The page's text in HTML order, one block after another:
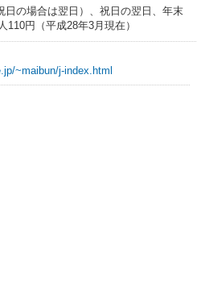
の場合は翌日）、祝日の翌日、年末
円（平成28年3月現在）
~maibun/j-index.html